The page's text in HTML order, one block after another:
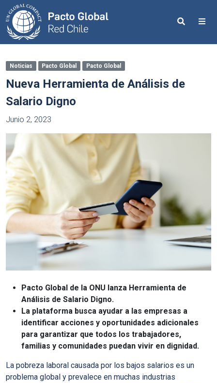
Search
Noticias Pacto Global Pacto Global
Nueva Herramienta de Análisis de
Salario Digno
Junio 2, 2023
Pacto Global de la ONU lanza Herramienta de
Análisis de Salario Digno.
La plataforma busca ayudar a las empresas a
identificar acciones y oportunidades adicionales
para garantizar que todos los trabajadores,
familias y comunidades puedan vivir en dignidad.
La pobreza laboral causada por los bajos salarios es un
problema global y prevalece en muchas industrias